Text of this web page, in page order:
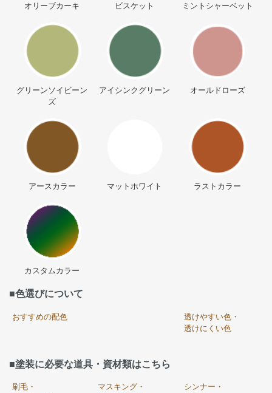
オリーブカーキ ビスケット ミントシャーベット
グリーンソイビーン
ズ
アイシンクグリーン オールドローズ
アースカラー マットホワイト ラストカラー
カスタムカラー
■色選びについて
おすすめの配色
透けやすい色・
透けにくい色
■塗装に必要な道具・資材類はこちら
刷毛・
マスキング・
シンナー・